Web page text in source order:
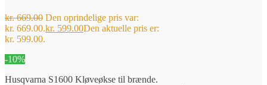
kr.669.00 Den oprindelige pris var:
kr. 669.00.kr. 599.00Den aktuelle pris er:
kr. 599.00.
-10%
Husqvarna S1600 Kløveøkse til brænde.